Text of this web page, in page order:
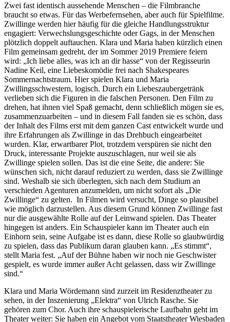
Zwei fast identisch aussehende Menschen – die Filmbranche
braucht so etwas. Für das Werbefernsehen, aber auch für Spielfilme.
Zwillinge werden hier häufig für die gleiche Handlungsstruktur
engagiert: Verwechslungsgeschichte oder Gags, in der Menschen
plötzlich doppelt auftauchen. Klara und Maria haben kürzlich einen
Film gemeinsam gedreht, der im Sommer 2019 Premiere feiern
wird: „Ich liebe alles, was ich an dir hasse“ von der Regisseurin
Nadine Keil, eine Liebeskomödie frei nach Shakespeares
Sommernachtstraum. Hier spielen Klara und Maria
Zwillingsschwestern, logisch. Durch ein Liebeszaubergetränk
verlieben sich die Figuren in die falschen Personen. Den Film zu
drehen, hat ihnen viel Spaß gemacht, denn schließlich mögen sie es,
zusammenzuarbeiten – und in diesem Fall fanden sie es schön, dass
der Inhalt des Films erst mit dem ganzen Cast entwickelt wurde und
ihre Erfahrungen als Zwillinge in das Drehbuch eingearbeitet
wurden. Klar, erwartbarer Plot, trotzdem verspüren sie nicht den
Druck, interessante Projekte auszuschlagen, nur weil sie als
Zwillinge spielen sollen. Das ist die eine Seite, die andere: Sie
wünschen sich, nicht darauf reduziert zu werden, dass sie Zwillinge
sind. Weshalb sie sich überlegten, sich nach dem Studium an
verschieden Agenturen anzumelden, um nicht sofort als „Die
Zwillinge“ zu gelten. In Filmen wird versucht, Dinge so plausibel
wie möglich darzustellen. Aus diesem Grund können Zwillinge fast
nur die ausgewählte Rolle auf der Leinwand spielen. Das Theater
hingegen ist anders. Ein Schauspieler kann im Theater auch ein
Einhorn sein, seine Aufgabe ist es dann, diese Rolle so glaubwürdig
zu spielen, dass das Publikum daran glauben kann. „Es stimmt“,
stellt Maria fest. „Auf der Bühne haben wir noch nie Geschwister
gespielt, es wurde immer außer Acht gelassen, dass wir Zwillinge
sind.“
Klara und Maria Wördemann sind zurzeit im Residenztheater zu
sehen, in der Inszenierung „Elektra“ von Ulrich Rasche. Sie
gehören zum Chor. Auch ihre schauspielerische Laufbahn geht im
Theater weiter: Sie haben ein Angebot vom Staatstheater Wiesbaden